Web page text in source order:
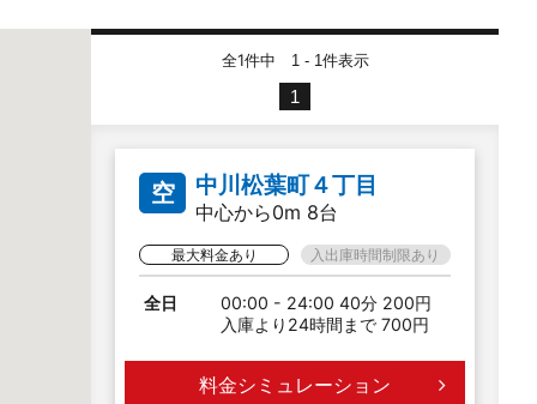
全1件中 1 - 1 件表示
1
空 中川松葉町４丁目
中心から0m 8台
最大料金あり 入出庫時間制限あり
全日
00:00 - 24:00 40分 200円
入庫より24時間まで 700円
料金シミュレーション